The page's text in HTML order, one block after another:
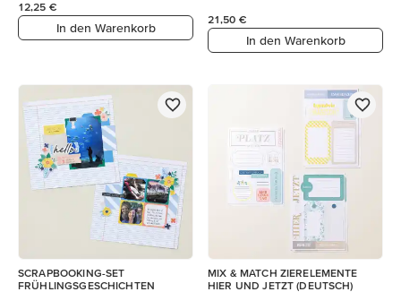
12,25 €
In den Warenkorb
21,50 €
In den Warenkorb
SCRAPBOOKING-SET
FRÜHLINGSGESCHICHTEN
MIX & MATCH ZIERELEMENTE
HIER UND JETZT (DEUTSCH)